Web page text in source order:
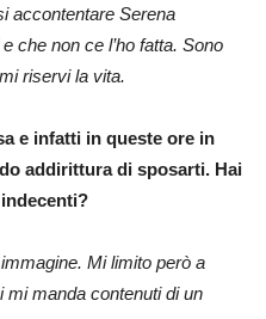
accontentare Serena
che non ce l’ho fatta. Sono
riservi la vita.
e infatti in queste ore in
addirittura di sposarti. Hai
Mi limito però a
mi manda contenuti di un